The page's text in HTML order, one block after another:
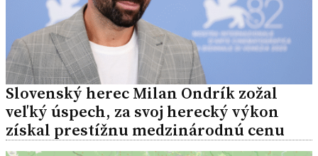
Slovenský herec Milan Ondrík zožal
veľký úspech, za svoj herecký výkon
získal prestížnu medzinárodnú cenu